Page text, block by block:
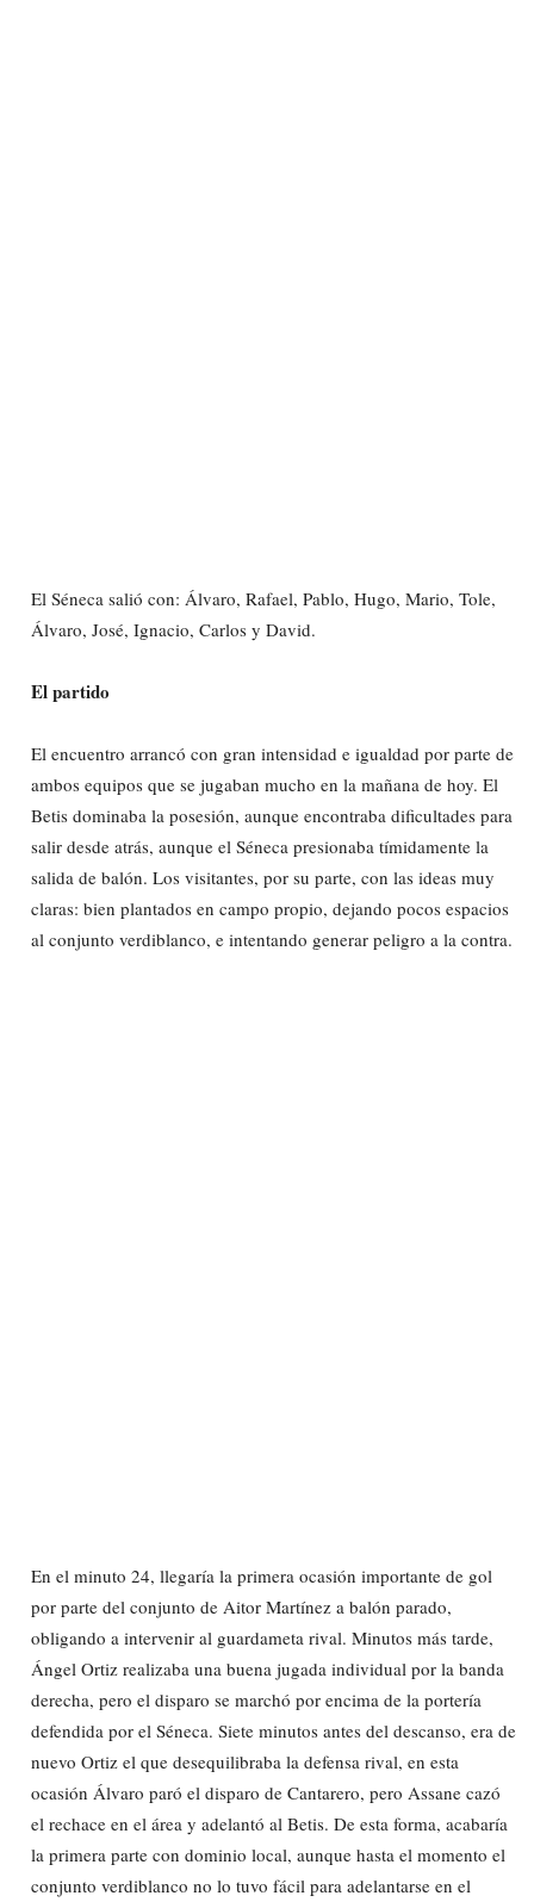
El Séneca salió con: Álvaro, Rafael, Pablo, Hugo, Mario, Tole,
Álvaro, José, Ignacio, Carlos y David.
El partido
El encuentro arrancó con gran intensidad e igualdad por parte de
ambos equipos que se jugaban mucho en la mañana de hoy. El
Betis dominaba la posesión, aunque encontraba dificultades para
salir desde atrás, aunque el Séneca presionaba tímidamente la
salida de balón. Los visitantes, por su parte, con las ideas muy
claras: bien plantados en campo propio, dejando pocos espacios
al conjunto verdiblanco, e intentando generar peligro a la contra.
En el minuto 24, llegaría la primera ocasión importante de gol
por parte del conjunto de Aitor Martínez a balón parado,
obligando a intervenir al guardameta rival. Minutos más tarde,
Ángel Ortiz realizaba una buena jugada individual por la banda
derecha, pero el disparo se marchó por encima de la portería
defendida por el Séneca. Siete minutos antes del descanso, era de
nuevo Ortiz el que desequilibraba la defensa rival, en esta
ocasión Álvaro paró el disparo de Cantarero, pero Assane cazó
el rechace en el área y adelantó al Betis. De esta forma, acabaría
la primera parte con dominio local, aunque hasta el momento el
conjunto verdiblanco no lo tuvo fácil para adelantarse en el